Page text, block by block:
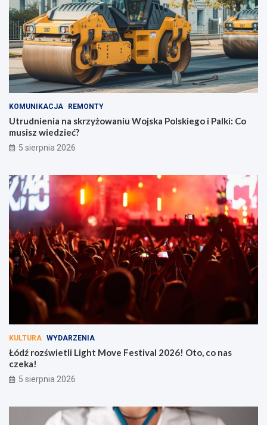
KOMUNIKACJA REMONTY
Utrudnienia na skrzyżowaniu Wojska Polskiego i Palki: Co
musisz wiedzieć?
5 sierpnia 2026
KULTURA WYDARZENIA
Łódź rozświetli Light Move Festival 2026! Oto, co nas
czeka!
5 sierpnia 2026